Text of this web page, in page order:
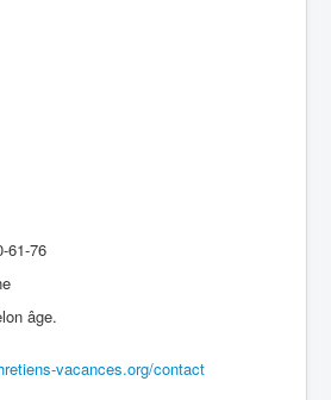
61-76
âge.
vacances.org/contact